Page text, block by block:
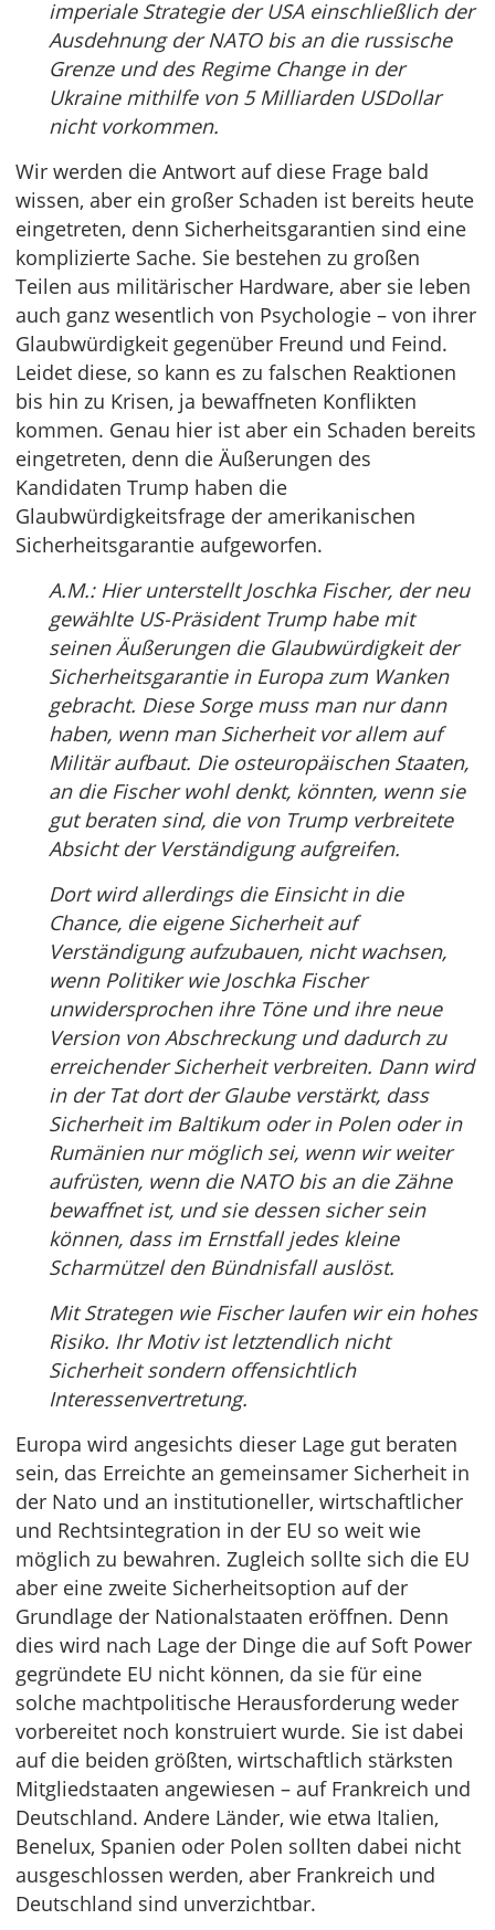
imperiale Strategie der USA einschließlich der
Ausdehnung der NATO bis an die russische
Grenze und des Regime Change in der
Ukraine mithilfe von 5 Milliarden USDollar
nicht vorkommen.
Wir werden die Antwort auf diese Frage bald
wissen, aber ein großer Schaden ist bereits heute
eingetreten, denn Sicherheitsgarantien sind eine
komplizierte Sache. Sie bestehen zu großen
Teilen aus militärischer Hardware, aber sie leben
auch ganz wesentlich von Psychologie – von ihrer
Glaubwürdigkeit gegenüber Freund und Feind.
Leidet diese, so kann es zu falschen Reaktionen
bis hin zu Krisen, ja bewaffneten Konflikten
kommen. Genau hier ist aber ein Schaden bereits
eingetreten, denn die Äußerungen des
Kandidaten Trump haben die
Glaubwürdigkeitsfrage der amerikanischen
Sicherheitsgarantie aufgeworfen.
A.M.: Hier unterstellt Joschka Fischer, der neu
gewählte US-Präsident Trump habe mit
seinen Äußerungen die Glaubwürdigkeit der
Sicherheitsgarantie in Europa zum Wanken
gebracht. Diese Sorge muss man nur dann
haben, wenn man Sicherheit vor allem auf
Militär aufbaut. Die osteuropäischen Staaten,
an die Fischer wohl denkt, könnten, wenn sie
gut beraten sind, die von Trump verbreitete
Absicht der Verständigung aufgreifen.
Dort wird allerdings die Einsicht in die
Chance, die eigene Sicherheit auf
Verständigung aufzubauen, nicht wachsen,
wenn Politiker wie Joschka Fischer
unwidersprochen ihre Töne und ihre neue
Version von Abschreckung und dadurch zu
erreichender Sicherheit verbreiten. Dann wird
in der Tat dort der Glaube verstärkt, dass
Sicherheit im Baltikum oder in Polen oder in
Rumänien nur möglich sei, wenn wir weiter
aufrüsten, wenn die NATO bis an die Zähne
bewaffnet ist, und sie dessen sicher sein
können, dass im Ernstfall jedes kleine
Scharmützel den Bündnisfall auslöst.
Mit Strategen wie Fischer laufen wir ein hohes
Risiko. Ihr Motiv ist letztendlich nicht
Sicherheit sondern offensichtlich
Interessenvertretung.
Europa wird angesichts dieser Lage gut beraten
sein, das Erreichte an gemeinsamer Sicherheit in
der Nato und an institutioneller, wirtschaftlicher
und Rechtsintegration in der EU so weit wie
möglich zu bewahren. Zugleich sollte sich die EU
aber eine zweite Sicherheitsoption auf der
Grundlage der Nationalstaaten eröffnen. Denn
dies wird nach Lage der Dinge die auf Soft Power
gegründete EU nicht können, da sie für eine
solche machtpolitische Herausforderung weder
vorbereitet noch konstruiert wurde. Sie ist dabei
auf die beiden größten, wirtschaftlich stärksten
Mitgliedstaaten angewiesen – auf Frankreich und
Deutschland. Andere Länder, wie etwa Italien,
Benelux, Spanien oder Polen sollten dabei nicht
ausgeschlossen werden, aber Frankreich und
Deutschland sind unverzichtbar.